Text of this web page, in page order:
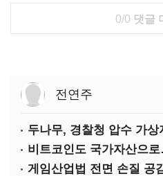
0/0 댓글
전연주